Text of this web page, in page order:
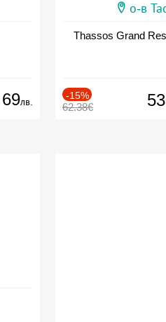
69лв.
о-в
Thassos Grand
-15%
62.38€ 53